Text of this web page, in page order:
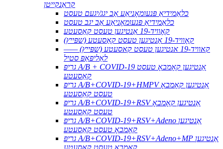
קראַנקייטן
כלאַמידיאַ פּנעומאָניאַע אַב יגג/יגעם טעסט
כלאַמידיאַ פּנעומאָניאַע אַב יגב טעסט
קאָוויד-19 אַנטיגען טעסט קאַסעטע
קאָוויד-19 אַנטיגען טעסט קאַסעטע (שפּייץ)
קאוויד-19 אנטיגען טעסט קאסעטע (שפּייץ) ——
לאַליפּאַפּ סטיל
גריפּ A/B + COVID-19 אַנטיגען קאָמבאָ טעסט
קאַסעטע
גריפּ A/B+COVID-19+HMPV אַנטיגען קאָמבאָ
טעסט קאַסעטע
גריפּ A/B+COVID-19+RSV אַנטיגען קאָמבאָ
טעסט קאַסעטע
גריפּ A/B+COVID-19+RSV+Adeno אַנטיגען
קאָמבאָ טעסט קאַסעטע
גריפּ A/B+COVID-19+RSV+Adeno+MP אַנטיגען
קאָמבאָ טעסט קאַסעטע